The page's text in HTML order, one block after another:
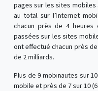
pages sur les sites
au total sur l’Internet
chacun près de 4 heures
passées sur les sites
ont effectué chacun près
de 2 milliards.
Plus de 9 mobinautes sur
mobile et près de 7 sur 10